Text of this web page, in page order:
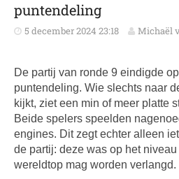
puntendeling
5 december 2024 23:18 Michaël
De partij van ronde 9 eindigde
puntendeling. Wie slechts naar
kijkt, ziet een min of meer platte
Beide spelers speelden
engines. Dit zegt echter alleen
de partij: deze was op het
wereldtop mag worden verlangd.